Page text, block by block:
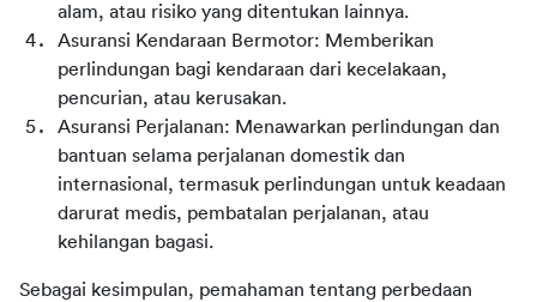
alam, atau risiko yang ditentukan lainnya.
Asuransi Kendaraan Bermotor: Memberikan
perlindungan bagi kendaraan dari kecelakaan,
pencurian, atau kerusakan.
Asuransi Perjalanan: Menawarkan perlindungan dan
bantuan selama perjalanan domestik dan
internasional, termasuk perlindungan untuk keadaan
darurat medis, pembatalan perjalanan, atau
kehilangan bagasi.
Sebagai kesimpulan, pemahaman tentang perbedaan